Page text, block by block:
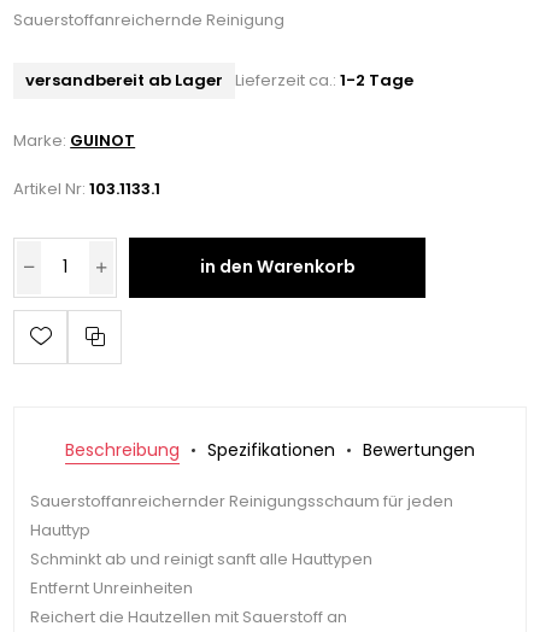
Sauerstoffanreichernde Reinigung
versandbereit ab Lager Lieferzeit ca.: 1-2 Tage
Marke: GUINOT
Artikel Nr: 103.1133.1
in den Warenkorb
Beschreibung Spezifikationen Bewertungen
Sauerstoffanreichernder Reinigungsschaum für jeden
Hauttyp
Schminkt ab und reinigt sanft alle Hauttypen
Entfernt Unreinheiten
Reichert die Hautzellen mit Sauerstoff an